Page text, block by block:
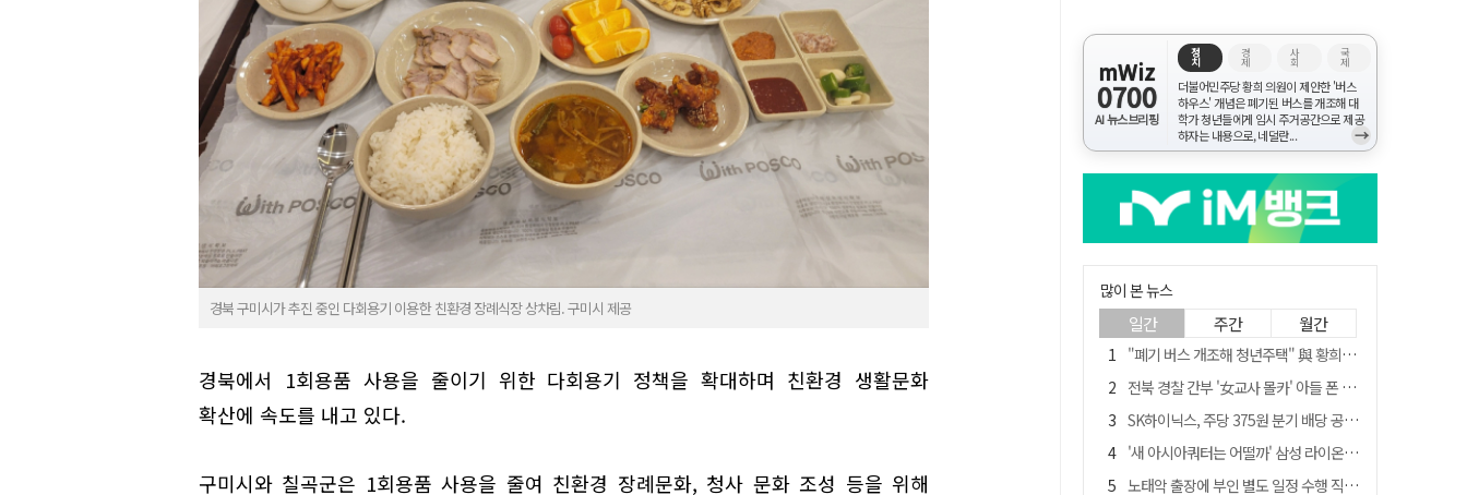
경북 구미시가 추진 중인 다회용기 이용한 친환경 장례식장 상차림. 구미시 제공
경북에서 1회용품 사용을 줄이기 위한 다회용기 정책을 확대하며 친환경 생활문화
확산에 속도를 내고 있다.
구미시와 칠곡군은 1회용품 사용을 줄여 친환경 장례문화, 청사 문화 조성 등을 위해
mWiz
0700
AI 뉴스브리핑
정
치
경
제
사
회
국
제
더불어민주당 황희 의원이 제안한 '버스
하우스' 개념은 폐기된 버스를 개조해 대
학가 청년들에게 임시 주거공간으로 제공
하자는 내용으로, 네덜란...
→
많이 본 뉴스
일간 주간 월간
"폐기 버스 개조해 청년주택" 與 황희…'딸 학비는 年 4200만원'
전북 경찰 간부 '女교사 몰카' 아들 폰 부수고…"처벌 못하는 사안" 내부망에 글
SK하이닉스, 주당 375원 분기 배당 공시…"3분기 중 주주환원 방안 확정"
'새 아시아쿼터는 어떨까' 삼성 라이온즈, 새 얼굴 투수 미야모리 영입
노태악 출장에 부인 별도 일정 수행 직원도…보고서엔 '공식일정 참석'